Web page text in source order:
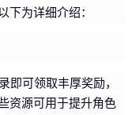
下为详细介绍：
即可领取丰厚奖励，
资源可用于提升角色